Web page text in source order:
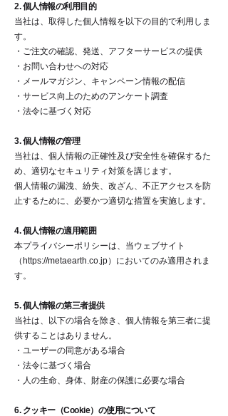
2. 個人情報の利用目的
当社は、取得した個人情報を以下の目的で利用しま
す。
・ご注文の確認、発送、アフターサービスの提供
・お問い合わせへの対応
・メールマガジン、キャンペーン情報の配信
・サービス向上のためのアンケート調査
・法令に基づく対応
3. 個人情報の管理
当社は、個人情報の正確性及び安全性を確保するた
め、適切なセキュリティ対策を講じます。
個人情報の漏洩、紛失、改ざん、不正アクセスを防
止するために、必要かつ適切な措置を実施します。
4. 個人情報の適用範囲
本プライバシーポリシーは、当ウェブサイト
（ https://metaearth.co.jp）においてのみ適用されま
す。
5. 個人情報の第三者提供
当社は、以下の場合を除き、個人情報を第三者に提
供することはありません。
・ユーザーの同意がある場合
・法令に基づく場合
・人の生命、身体、財産の保護に必要な場合
6. クッキー（Cookie）の使用について